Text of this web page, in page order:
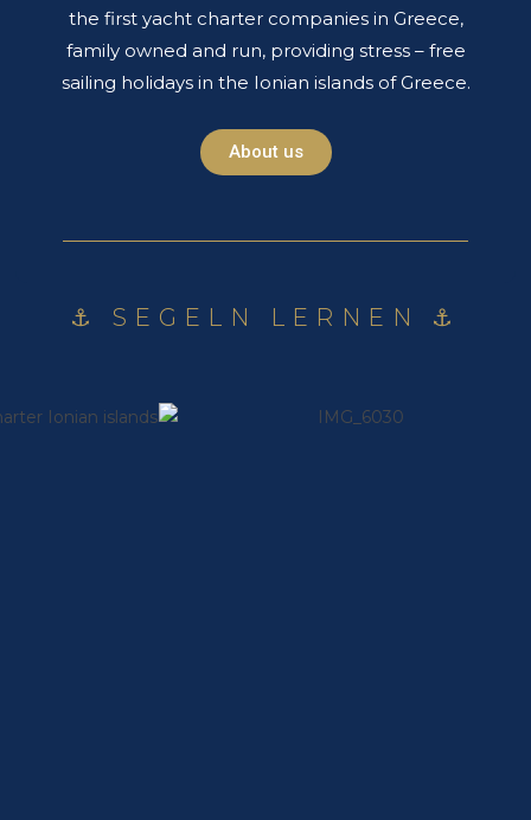
the first yacht charter companies in Greece,
family owned and run, providing stress – free
sailing holidays in the Ionian islands of Greece.
About us
⚓︎ SEGELN LERNEN ⚓︎